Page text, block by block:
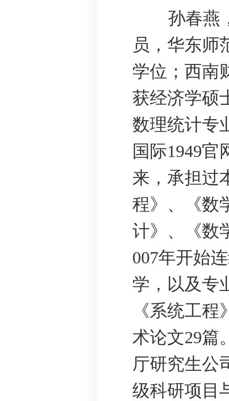
孙春燕
员，华东师
学位；西南
获经济学硕
数理统计专
国际1949
来，承担过
程》、《数
计》、《数
007年开始
学，以及专
《系统工
术论文29篇
厅研究生公
级科研项目